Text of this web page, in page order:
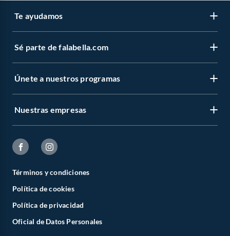
Te ayudamos
Sé parte de falabella.com
Únete a nuestros programas
Nuestras empresas
Términos y condiciones
Política de cookies
Política de privacidad
Oficial de Datos Personales